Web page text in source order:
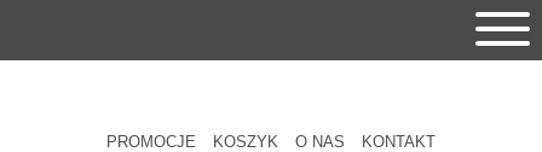
PROMOCJE KOSZYK O NAS KONTAKT